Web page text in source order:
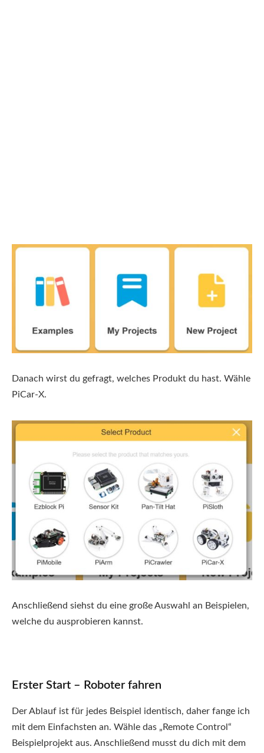
Danach wirst du gefragt, welches Produkt du hast. Wähle
PiCar-X.
Anschließend siehst du eine große Auswahl an Beispielen,
welche du ausprobieren kannst.
Erster Start – Roboter fahren
Der Ablauf ist für jedes Beispiel identisch, daher fange ich
mit dem Einfachsten an. Wähle das „Remote Control“
Beispielprojekt aus. Anschließend musst du dich mit dem